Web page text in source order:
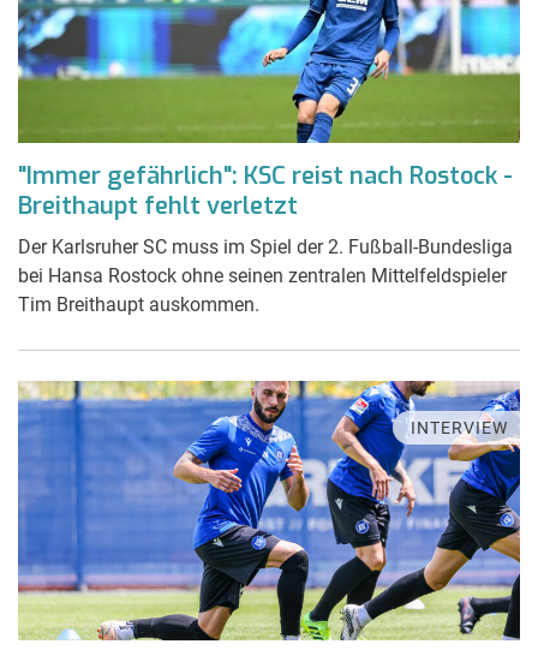
"Immer gefährlich": KSC reist nach Rostock -
Breithaupt fehlt verletzt
Der Karlsruher SC muss im Spiel der 2. Fußball-Bundesliga
bei Hansa Rostock ohne seinen zentralen Mittelfeldspieler
Tim Breithaupt auskommen.
INTERVIEW